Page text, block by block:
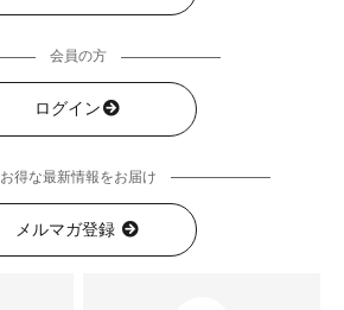
会員の方
ログイン
お得な最新情報をお届け
メルマガ登録